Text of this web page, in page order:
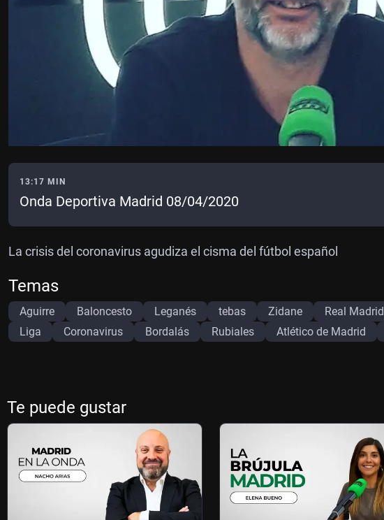
13:17 MIN
Onda Deportiva Madrid 08/04/2020
La crisis del coronavirus agudiza el cisma del fútbol español
Temas
Aguirre Baloncesto Leganés tebas Zidane Real Madrid
Liga
Coronavirus Bordalás Rubiales Atlético de Madrid
Te puede gustar